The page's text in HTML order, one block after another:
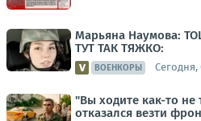
Марьяна Наумова:
ТУТ ТАК ТЯЖКО:
ВОЕНКОРЫ Сегодня,
"Вы ходите как-то не
отказался везти